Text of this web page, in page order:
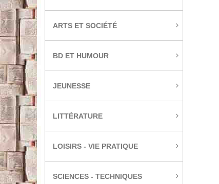
ARTS ET SOCIÉTÉ
BD ET HUMOUR
JEUNESSE
LITTÉRATURE
LOISIRS - VIE PRATIQUE
SCIENCES - TECHNIQUES